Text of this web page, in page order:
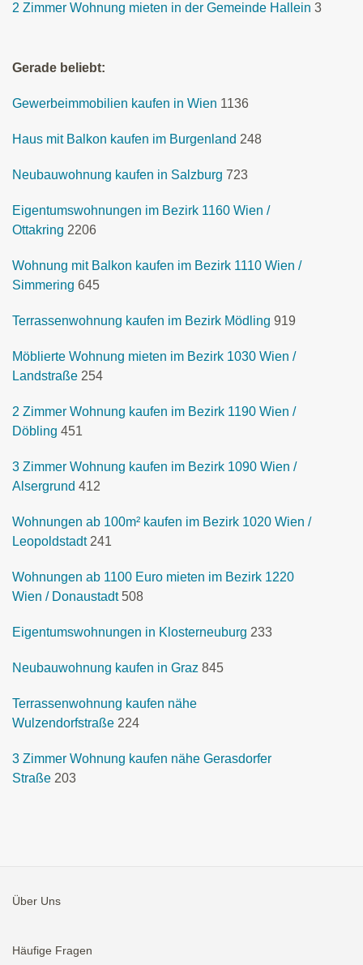
2 Zimmer Wohnung mieten in der Gemeinde Hallein 3
Gerade beliebt:
Gewerbeimmobilien kaufen in Wien 1136
Haus mit Balkon kaufen im Burgenland 248
Neubauwohnung kaufen in Salzburg 723
Eigentumswohnungen im Bezirk 1160 Wien /
Ottakring 2206
Wohnung mit Balkon kaufen im Bezirk 1110 Wien /
Simmering 645
Terrassenwohnung kaufen im Bezirk Mödling 919
Möblierte Wohnung mieten im Bezirk 1030 Wien /
Landstraße 254
2 Zimmer Wohnung kaufen im Bezirk 1190 Wien /
Döbling 451
3 Zimmer Wohnung kaufen im Bezirk 1090 Wien /
Alsergrund 412
Wohnungen ab 100m² kaufen im Bezirk 1020 Wien /
Leopoldstadt 241
Wohnungen ab 1100 Euro mieten im Bezirk 1220
Wien / Donaustadt 508
Eigentumswohnungen in Klosterneuburg 233
Neubauwohnung kaufen in Graz 845
Terrassenwohnung kaufen nähe
Wulzendorfstraße 224
3 Zimmer Wohnung kaufen nähe Gerasdorfer
Straße 203
Über Uns
Häufige Fragen